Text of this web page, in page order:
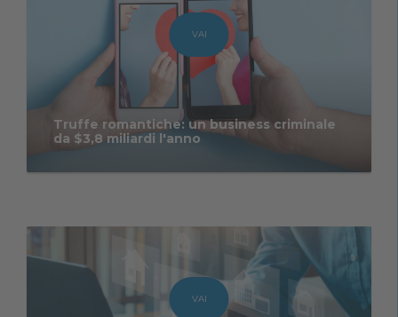
Truffe romantiche: un business criminale
da $3,8 miliardi l'anno
VAI
VAI